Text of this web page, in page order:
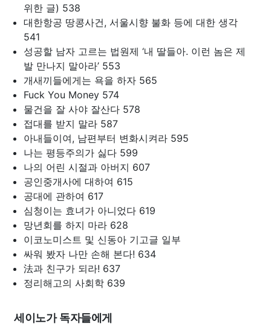
위한 글) 538
대한항공 땅콩사건, 서울시향 불화 등에 대한 생각
541
성공할 남자 고르는 법원제 ‘내 딸들아. 이런 놈은 제
발 만나지 말아라’ 553
개새끼들에게는 욕을 하자 565
Fuck You Money 574
물건을 잘 사야 잘산다 578
접대를 받지 말라 587
아내들이여, 남편부터 변화시켜라 595
나는 평등주의가 싫다 599
나의 어린 시절과 아버지 607
공인중개사에 대하여 615
공대에 관하여 617
심청이는 효녀가 아니었다 619
망년회를 하지 마라 628
이코노미스트 및 신동아 기고글 일부
싸워 봤자 나만 손해 본다! 634
法과 친구가 되라! 637
정리해고의 사회학 639
세이노가 독자들에게